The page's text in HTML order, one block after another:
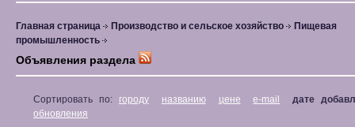
Главная страница Производство и сельское хозяйство
Пищевая
промышленность
Объявления раздела
Сортировать по: городу названию цене e-mail
дате
обновления